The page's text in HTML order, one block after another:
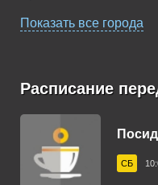
Армавир 96.1 FM
Асбест 99.1 FM
Астрахань 106.0 FM
Ачинск 107.0 FM
Балаково 99.2 FM
Показать все города
Расписание
СБ